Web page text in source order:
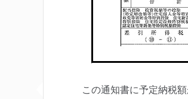
この通知書に予定納税